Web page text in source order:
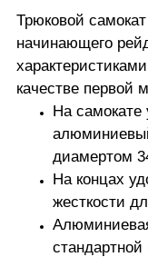
Трюковой
начинающего
качестве первой
На самокате
диамертом
На концах
жесткости